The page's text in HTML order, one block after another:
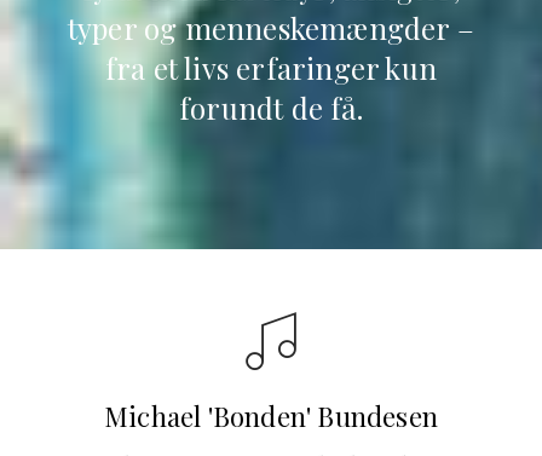
typer og menneskemængder –
fra et livs erfaringer kun
forundt de få.
Michael 'Bonden' Bundesen